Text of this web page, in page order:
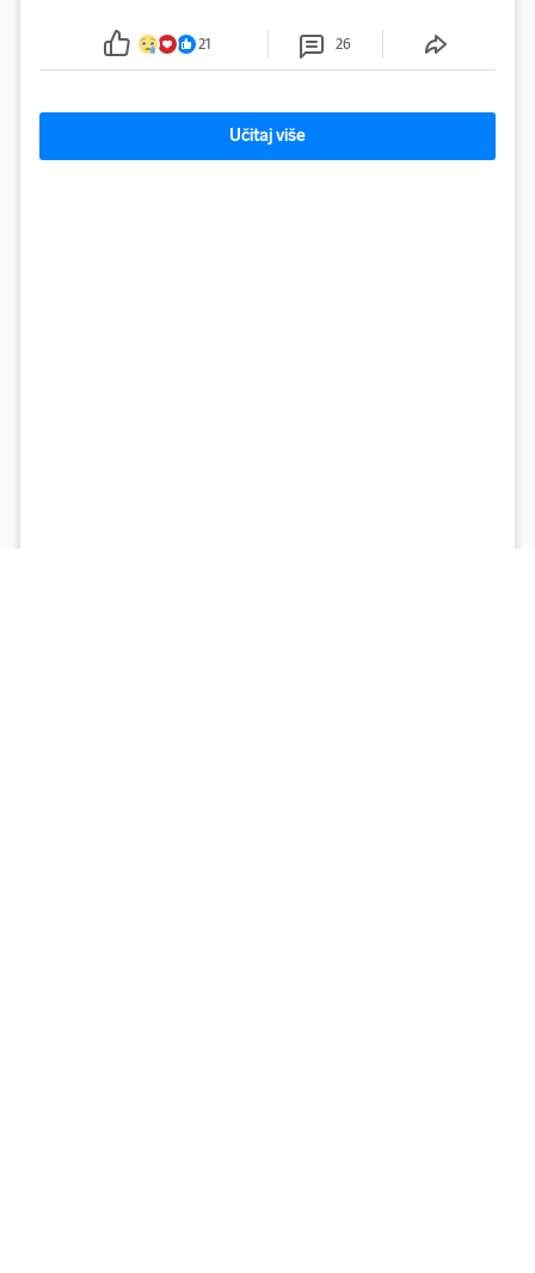
tamošnji liječnici ne vjeruju u oporavak: 'Imamo
21 26
Učitaj više